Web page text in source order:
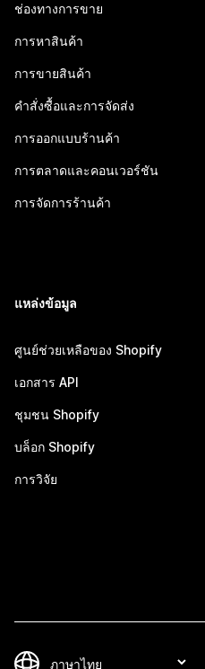
ช่องทางการขาย
การหาสินค้า
การขายสินค้า
คำสั่งซื้อและการจัดส่ง
การออกแบบร้านค้า
การตลาดและคอนเวอร์ชัน
การจัดการร้านค้า
แหล่งข้อมูล
ศูนย์ช่วยเหลือของ Shopify
เอกสาร API
ชุมชน Shopify
บล็อก Shopify
การวิจัย